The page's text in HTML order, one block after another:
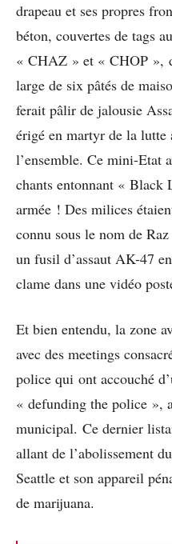
drapeau et ses propres
béton, couvertes de tags
« CHAZ » et « CHOP »,
large de six pâtés de
ferait pâlir de jalousie
érigé en martyr de la
l’ensemble. Ce mini-Etat
chants entonnant « Black
armée ! Des milices
connu sous le nom de
un fusil d’assaut AK-47
clame dans une vidéo
Et bien entendu, la zone
avec des meetings
police qui ont accouché
« defunding the police »,
municipal. Ce dernier
allant de l’abolissement
Seattle et son appareil
de marijuana.